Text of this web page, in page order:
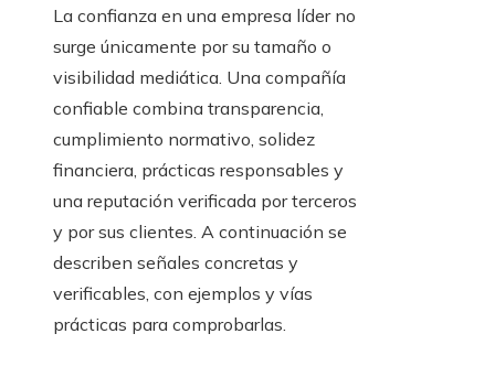
La confianza en una empresa líder no
surge únicamente por su tamaño o
visibilidad mediática. Una compañía
confiable combina transparencia,
cumplimiento normativo, solidez
financiera, prácticas responsables y
una reputación verificada por terceros
y por sus clientes. A continuación se
describen señales concretas y
verificables, con ejemplos y vías
prácticas para comprobarlas.